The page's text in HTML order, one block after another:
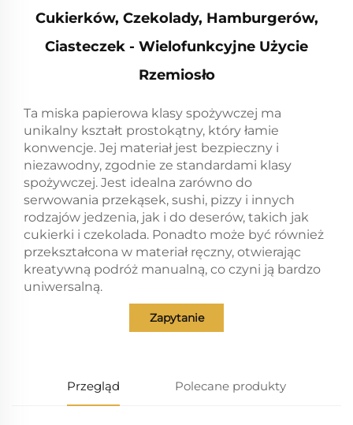
Cukierków, Czekolady, Hamburgerów,
Ciasteczek - Wielofunkcyjne Użycie
Rzemiosło
Ta miska papierowa klasy spożywczej ma
unikalny kształt prostokątny, który łamie
konwencje. Jej materiał jest bezpieczny i
niezawodny, zgodnie ze standardami klasy
spożywczej. Jest idealna zarówno do
serwowania przekąsek, sushi, pizzy i innych
rodzajów jedzenia, jak i do deserów, takich jak
cukierki i czekolada. Ponadto może być również
przekształcona w materiał ręczny, otwierając
kreatywną podróż manualną, co czyni ją bardzo
uniwersalną.
Zapytanie
Przegląd Polecane produkty